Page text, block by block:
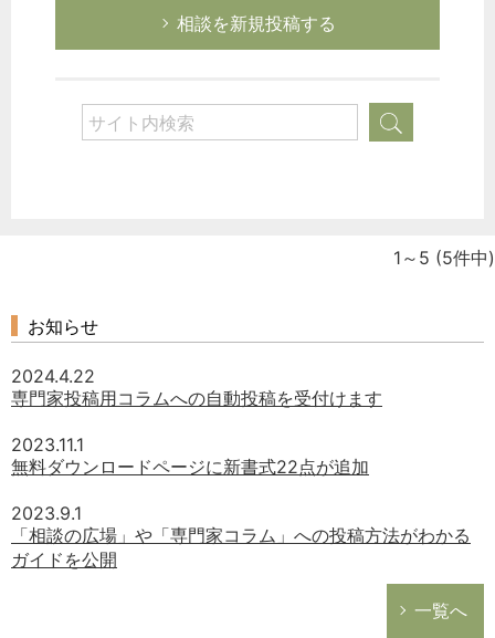
相談を新規投稿する
1～5 (5件中)
お知らせ
2024.4.22
専門家投稿用コラムへの自動投稿を受付けます
2023.11.1
無料ダウンロードページに新書式22点が追加
2023.9.1
「相談の広場」や「専門家コラム」への投稿方法がわかる
ガイドを公開
一覧へ